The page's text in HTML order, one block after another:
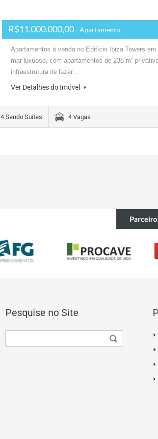
R$11.000.000,00- Apartamento
Apartamentos à venda no Edifício Ibiza Towers
mar luxuoso, com apartamentos de 238 m²
infraestrutura de lazer…
Ver Detalhes do Imóvel
4 Sendo Suítes 4 Vagas
Pesquise no Site